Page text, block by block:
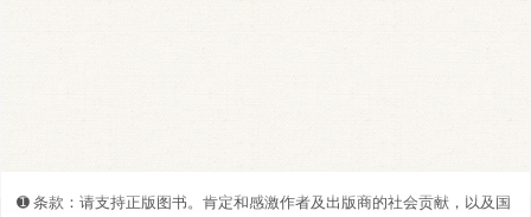
➊️ 条款：请支持正版图书。肯定和感激作者及出版商的社会贡献，以及国